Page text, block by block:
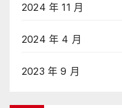
2024 年 11 月
2024 年 4 月
2023 年 9 月